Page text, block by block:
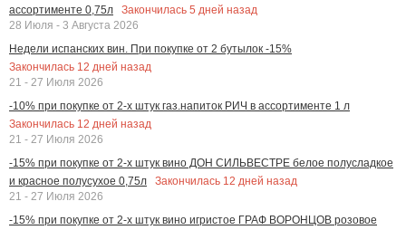
ассортименте 0,75л
Закончилась 5 дней назад
28 Июля - 3 Августа 2026
Недели испанских вин. При покупке от 2 бутылок -15%
Закончилась 12 дней назад
21 - 27 Июля 2026
-10% при покупке от 2-х штук газ.напиток РИЧ в ассортименте 1 л
Закончилась 12 дней назад
21 - 27 Июля 2026
-15% при покупке от 2-х штук вино ДОН СИЛЬВЕСТРЕ белое полусладкое
и красное полусухое 0,75л
Закончилась 12 дней назад
21 - 27 Июля 2026
-15% при покупке от 2-х штук вино игристое ГРАФ ВОРОНЦОВ розовое